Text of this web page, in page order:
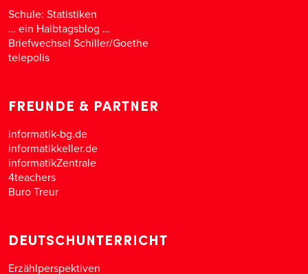
Schule: Statistiken
… ein Halbtagsblog …
Briefwechsel Schiller/Goethe
telepolis
FREUNDE & PARTNER
informatik-bg.de
informatikkeller.de
informatikZentrale
4teachers
Buro Treur
DEUTSCHUNTERRICHT
Erzählperspektiven